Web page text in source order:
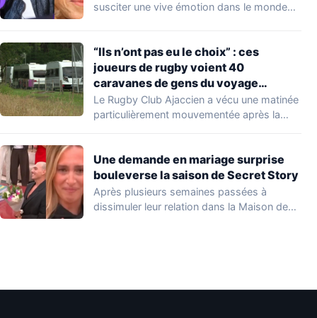
susciter une vive émotion dans le monde
“Ils n’ont pas eu le choix” : ces
joueurs de rugby voient 40
caravanes de gens du voyage
s’installer dans leur stade, ils les
délogent en moins d’1 heure
Le Rugby Club Ajaccien a vécu une matinée
particulièrement mouvementée après la
Une demande en mariage surprise
bouleverse la saison de Secret Story
Après plusieurs semaines passées à
dissimuler leur relation dans la Maison des